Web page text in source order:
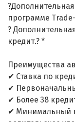
программе
?
кредит.? *
Преимущества
✔ Ставка по
✔
✔ Более 38
✔ Минимальный